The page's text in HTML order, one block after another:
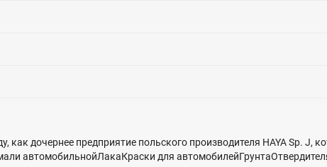
дочернее предприятие польского производителя HAYA Sp. J,
автомобильнойЛакаКраски для